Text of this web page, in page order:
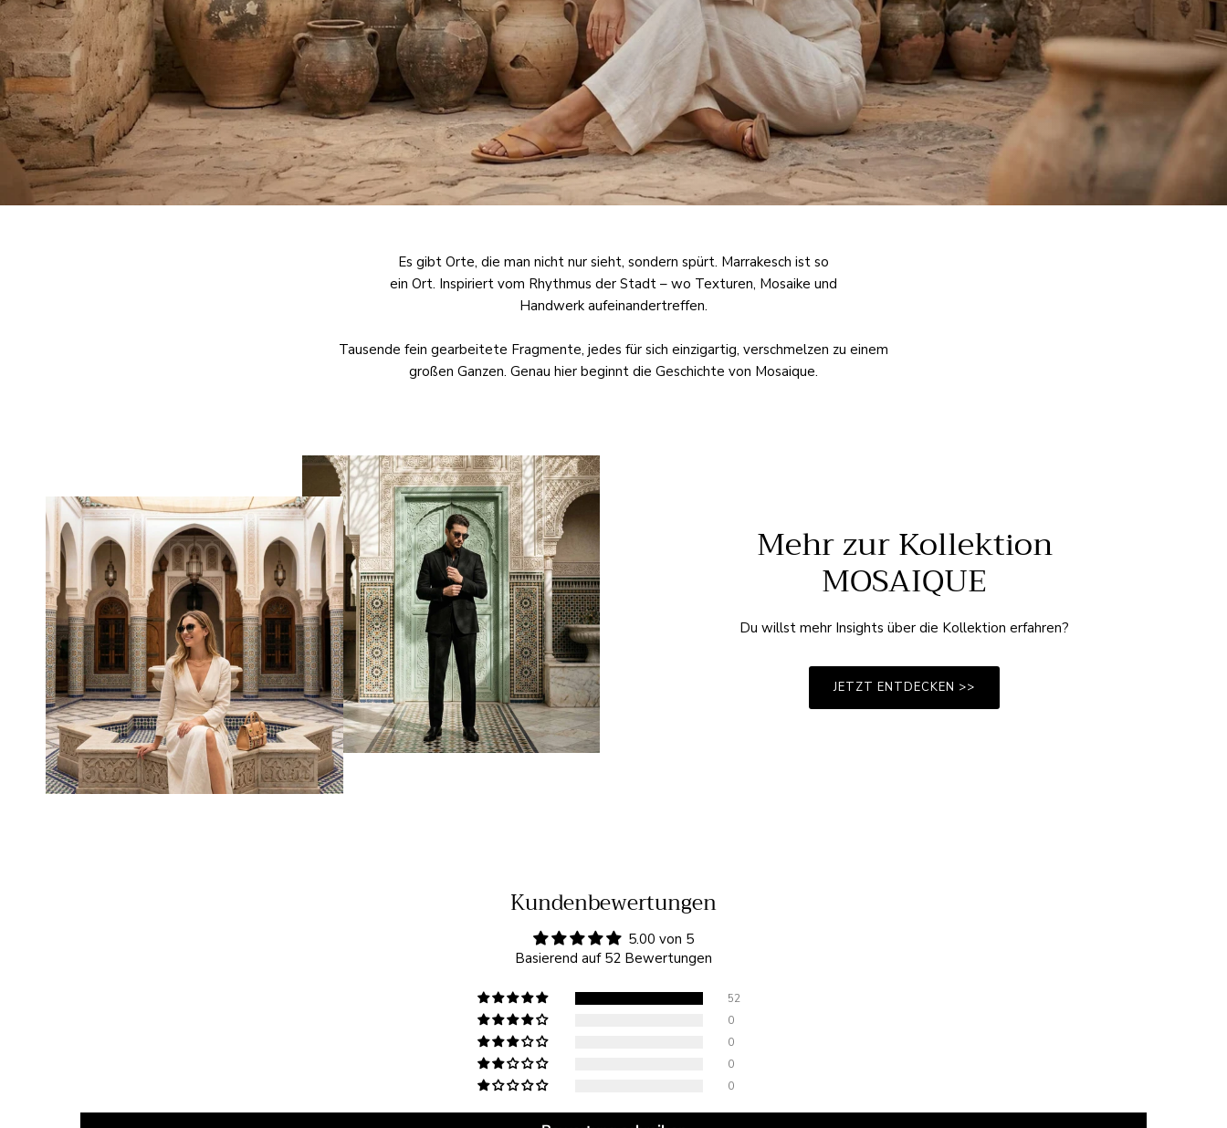
Es gibt Orte, die man nicht nur sieht, sondern spürt. Marrakesch ist so
ein Ort. Inspiriert vom Rhythmus der Stadt – wo Texturen, Mosaike und
Handwerk aufeinandertreffen.
Tausende fein gearbeitete Fragmente, jedes für sich einzigartig, verschmelzen zu einem
großen Ganzen. Genau hier beginnt die Geschichte von Mosaique.
Mehr zur Kollektion
MOSAIQUE
Du willst mehr Insights über die Kollektion erfahren?
JETZT ENTDECKEN >>
Kundenbewertungen
5.00 von 5
Basierend auf 52 Bewertungen
52
0
0
0
0